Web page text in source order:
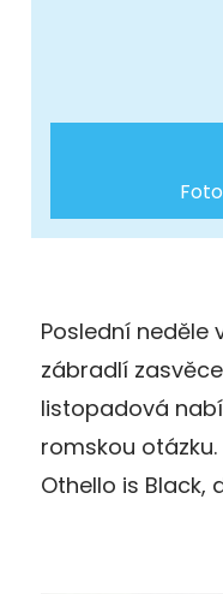
Poslední neděle
zábradlí
listopadová
romskou
Othello is Black,